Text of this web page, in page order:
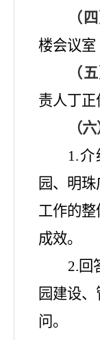
（
楼会议室
（
责人丁正
（
1.
园、明
工作的
成效。
2.回
园建设
问。